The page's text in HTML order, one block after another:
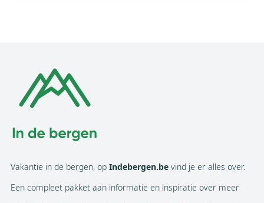
Vakantie in de bergen, op Indebergen.be vind je er alles over.
Een compleet pakket aan informatie en inspiratie over meer